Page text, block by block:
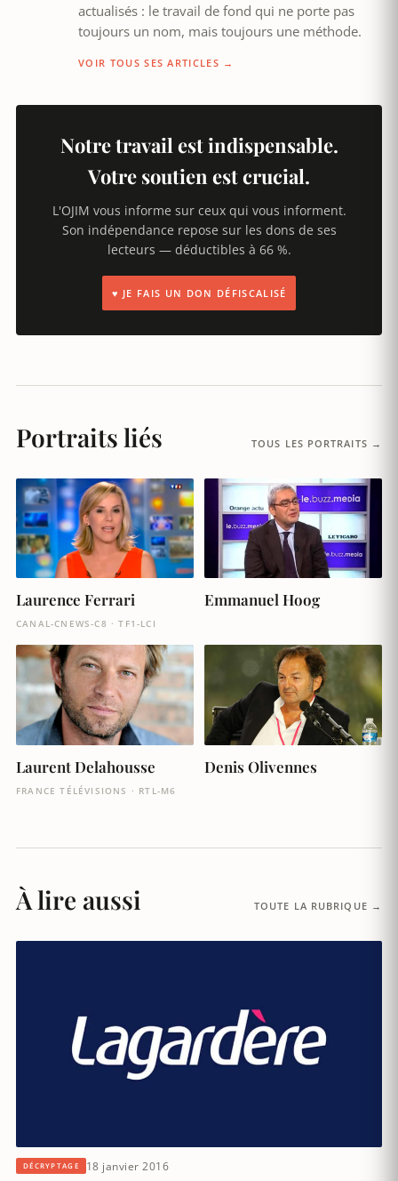
actualisés : le travail de fond qui ne porte pas
toujours un nom, mais toujours une méthode.
VOIR TOUS SES ARTICLES →
Notre travail est indispensable.
Votre soutien est crucial.
L'OJIM vous informe sur ceux qui vous informent.
Son indépendance repose sur les dons de ses
lecteurs — déductibles à 66 %.
♥ JE FAIS UN DON DÉFISCALISÉ
Portraits liés TOUS LES PORTRAITS →
Laurence Ferrari
CANAL-CNEWS-C8 · TF1-LCI
Emmanuel Hoog
Laurent Delahousse
FRANCE TÉLÉVISIONS · RTL-M6
Denis Olivennes
À lire aussi TOUTE LA RUBRIQUE →
DÉCRYPTAGE 18 janvier 2016